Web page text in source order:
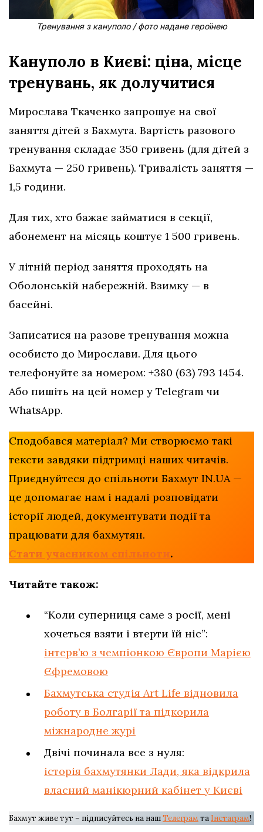
Тренування з кануполо / фото надане героїнею
Кануполо в Києві: ціна, місце
тренувань, як долучитися
Мирослава Ткаченко запрошує на свої
заняття дітей з Бахмута. Вартість разового
тренування складає 350 гривень (для дітей з
Бахмута — 250 гривень). Тривалість заняття —
1,5 години.
Для тих, хто бажає займатися в секції,
абонемент на місяць коштує 1 500 гривень.
У літній період заняття проходять на
Оболонській набережній. Взимку — в
басейні.
Записатися на разове тренування можна
особисто до Мирослави. Для цього
телефонуйте за номером: +380 (63) 793 1454.
Або пишіть на цей номер у Telegram чи
WhatsApp.
Сподобався матеріал? Ми створюємо такі
тексти завдяки підтримці наших читачів.
Приєднуйтеся до спільноти Бахмут IN.UA —
це допомагає нам і надалі розповідати
історії людей, документувати події та
працювати для бахмутян.
Стати учасником спільноти.
Читайте також:
“Коли суперниця саме з росії, мені
хочеться взяти і втерти їй ніс”:
інтерв’ю з чемпіонкою Європи Марією
Єфремовою
Бахмутська студія Art Life відновила
роботу в Болгарії та підкорила
міжнародне журі
Двічі починала все з нуля:
історія бахмутянки Лади, яка відкрила
власний манікюрний кабінет у Києві
Бахмут живе тут – підписуйтесь на нашТелеграм та Інстаграм!